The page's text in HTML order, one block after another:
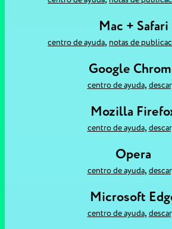
Mac + Safari
centro de ayuda, notas de
Google
centro de ayuda,
Mozilla
centro de ayuda,
Opera
centro de ayuda,
Microsoft
centro de ayuda,